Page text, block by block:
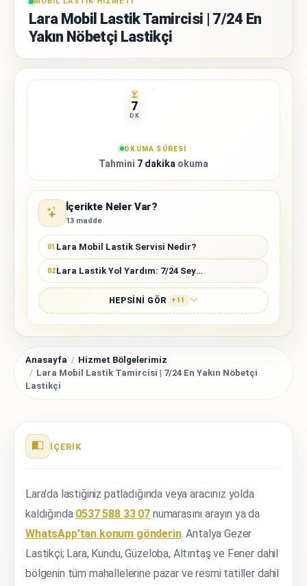
Lara Mobil Lastik Tamircisi | 7/24 En
Yakın Nöbetçi Lastikçi
7
DK
OKUMA SÜRESI
Tahmini 7 dakika okuma
İçerikte Neler Var?
13 madde
01 Lara Mobil Lastik Servisi Nedir?
02 Lara Lastik Yol Yardım: 7/24 Seyyar Lastikçi ve Mobil Lastikçi
HEPSINI GÖR +11
Anasayfa
Hizmet Bölgelerimiz
Lara Mobil Lastik Tamircisi | 7/24 En Yakın Nöbetçi
Lastikçi
İÇERIK
Lara'da lastiğiniz patladığında veya aracınız yolda
kaldığında 0537 588 33 07 numarasını arayın ya da
WhatsApp'tan konum gönderin. Antalya Gezer
Lastikçi; Lara, Kundu, Güzeloba, Altıntaş ve Fener dahil
bölgenin tüm mahallelerine pazar ve resmi tatiller dahil